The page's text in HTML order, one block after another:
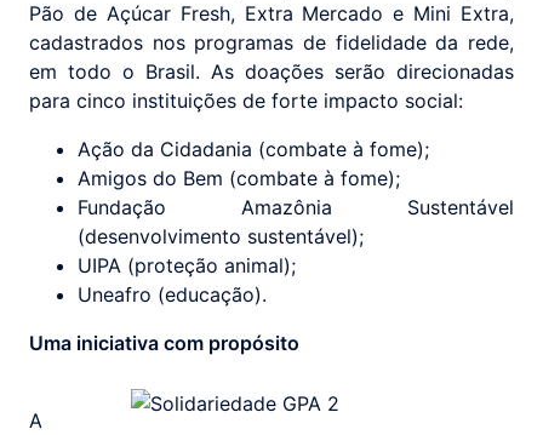
Pão de Açúcar Fresh, Extra Mercado e Mini Extra,
cadastrados nos programas de fidelidade da rede,
em todo o Brasil. As doações serão direcionadas
para cinco instituições de forte impacto social:
Ação da Cidadania (combate à fome);
Amigos do Bem (combate à fome);
Fundação Amazônia Sustentável
(desenvolvimento sustentável);
UIPA (proteção animal);
Uneafro (educação).
Uma iniciativa com propósito
A